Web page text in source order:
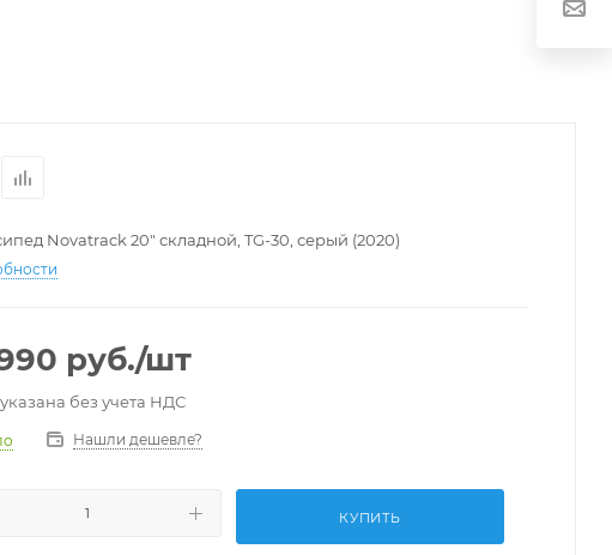
Novatrack 20" складной, TG-30, серый (2020)
руб./шт
без учета НДС
Нашли дешевле?
КУПИТЬ